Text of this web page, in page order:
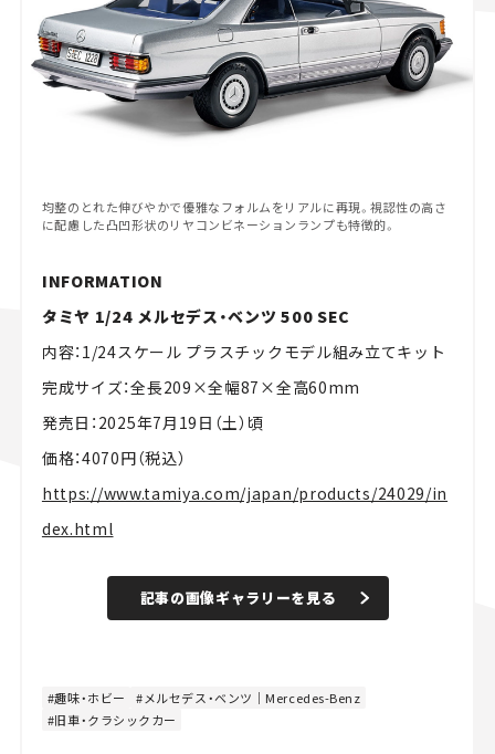
均整のとれた伸びやかで優雅なフォルムをリアルに再現。視認性の高さ
に配慮した凸凹形状のリヤコンビネーションランプも特徴的。
INFORMATION
タミヤ 1/24 メルセデス・ベンツ 500 SEC
内容：1/24スケール プラスチックモデル組み立てキット
完成サイズ：全長209×全幅87×全高60mm
発売日：2025年7月19日（土）頃
価格：4070円（税込）
https://www.tamiya.com/japan/products/24029/in
dex.html
記事の画像ギャラリーを見る
趣味・ホビー
メルセデス・ベンツ｜Mercedes-Benz
旧車・クラシックカー